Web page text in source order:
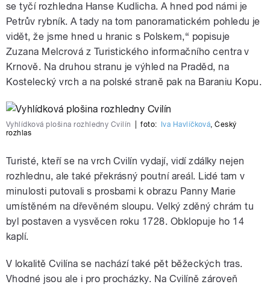
se tyčí rozhledna Hanse Kudlicha. A hned pod námi je
Petrův rybník. A tady na tom panoramatickém pohledu je
vidět, že jsme hned u hranic s Polskem,“ popisuje
Zuzana Melcrová z Turistického informačního centra v
Krnově. Na druhou stranu je výhled na Praděd, na
Kostelecký vrch a na polské straně pak na Baraniu Kopu.
Vyhlídková plošina rozhledny Cvilín foto: Iva Havlíčková,Český
rozhlas
Turisté, kteří se na vrch Cvilín vydají, vidí zdálky nejen
rozhlednu, ale také překrásný poutní areál. Lidé tam v
minulosti putovali s prosbami k obrazu Panny Marie
umístěném na dřevěném sloupu. Velký zděný chrám tu
byl postaven a vysvěcen roku 1728. Obklopuje ho 14
kaplí.
V lokalitě Cvilína se nachází také pět běžeckých tras.
Vhodné jsou ale i pro procházky. Na Cvilíně zároveň